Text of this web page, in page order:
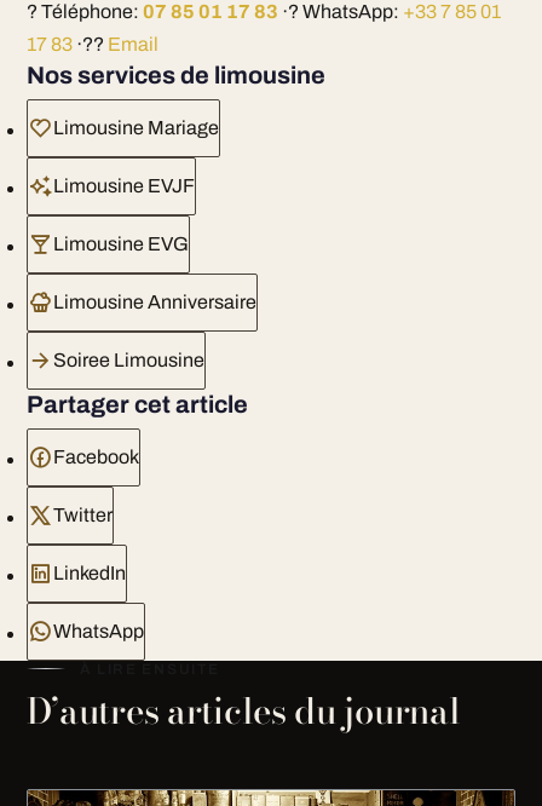
? Téléphone: 07 85 01 17 83 ·? WhatsApp: +33 7 85 01
17 83·?? Email
Nos services de limousine
Limousine Mariage
Limousine EVJF
Limousine EVG
Limousine Anniversaire
Soiree Limousine
Partager cet article
Facebook
Twitter
LinkedIn
WhatsApp
D’autres articles du journal